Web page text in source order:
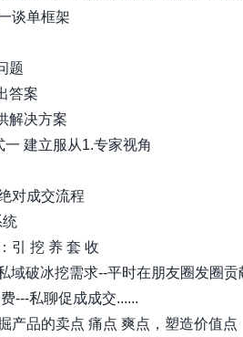
谈单框架
题
答案
解决方案
建立服从1.专家视角
对成交流程
引 挖 养 套 收
域破冰挖需求--平时在朋友圈发圈
---私聊促成成交......
产品的卖点 痛点 爽点，塑造价值点